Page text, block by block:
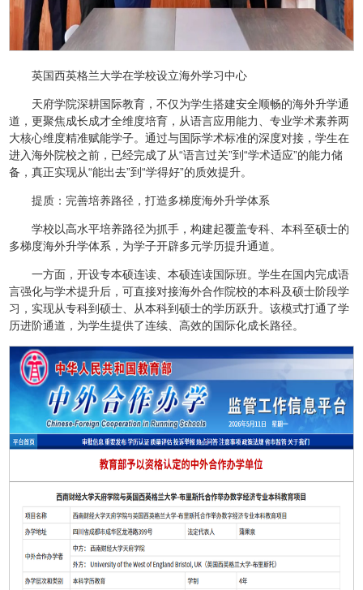
英国西英格兰大学在学校设立海外学习中心
天府学院深耕国际教育，不仅为学生搭建安全顺畅的海外升学通
道，更聚焦成长成才全维度培育，从语言应用能力、专业学术素养两
大核心维度精准赋能学子。通过与国际学术标准的深度对接，学生在
进入海外院校之前，已经完成了从“语言过关”到“学术适应”的能力储
备，真正实现从“能出去”到“学得好”的质效提升。
提质：完善培养路径，打造多梯度海外升学体系
学校以高水平培养路径为抓手，构建起覆盖专科、本科至硕士的
多梯度海外升学体系，为学子开辟多元学历提升通道。
一方面，开设专本硕连读、本硕连读国际班。学生在国内完成语
言强化与学术提升后，可直接对接海外合作院校的本科及硕士阶段学
习，实现从专科到硕士、从本科到硕士的学历跃升。该模式打通了学
历进阶通道，为学生提供了连续、高效的国际化成长路径。